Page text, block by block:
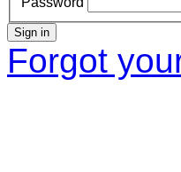
Sign in
Forgot